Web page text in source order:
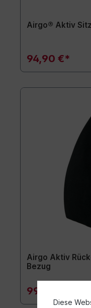
Airgo® Aktiv
94,90 €*
Airgo Aktiv
Bezug
99,90 €*
Diese